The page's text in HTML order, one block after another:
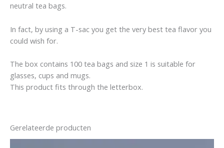
neutral tea bags.
In fact, by using a T-sac you get the very best tea flavor you
could wish for.
The box contains 100 tea bags and size 1 is suitable for
glasses, cups and mugs.
This product fits through the letterbox.
Gerelateerde producten